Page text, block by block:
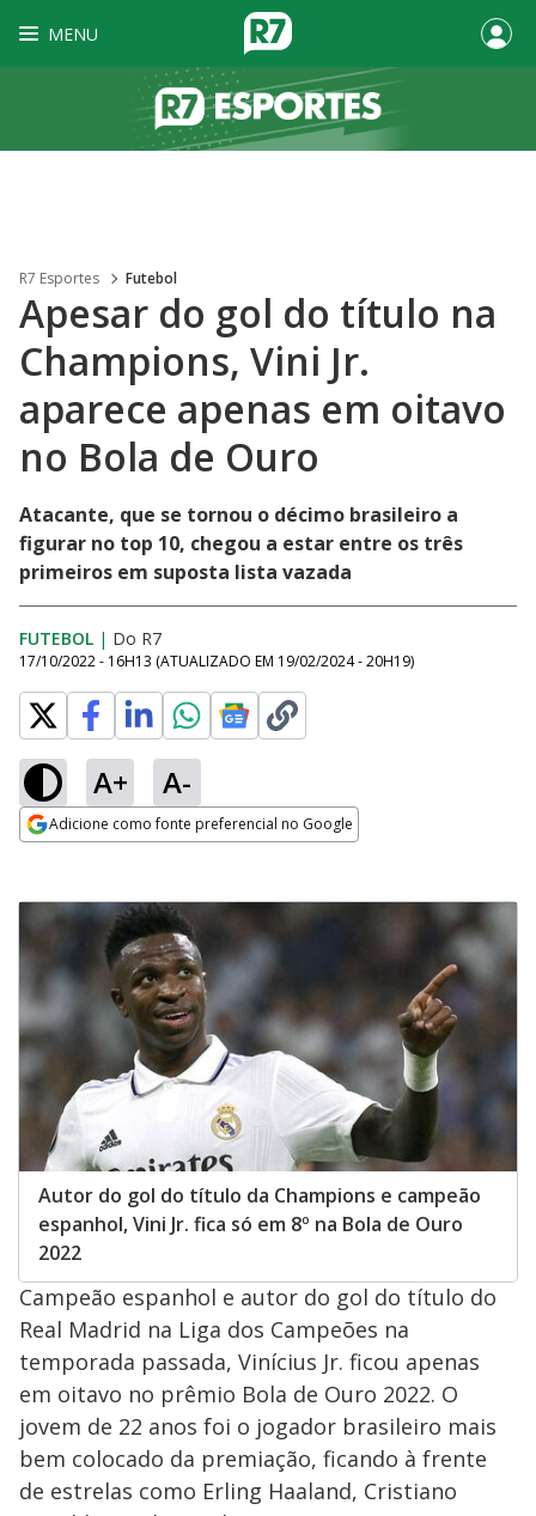
MENU
R7 Esportes Futebol
Apesar do gol do título na
Champions, Vini Jr.
aparece apenas em oitavo
no Bola de Ouro
Atacante, que se tornou o décimo brasileiro a
figurar no top 10, chegou a estar entre os três
primeiros em suposta lista vazada
FUTEBOL | Do R7
17/10/2022 - 16H13 (ATUALIZADO EM 19/02/2024 - 20H19)
A+ A-
Adicione como fonte preferencial no Google
Autor do gol do título da Champions e campeão
espanhol, Vini Jr. fica só em 8º na Bola de Ouro
2022
Campeão espanhol e autor do gol do título do
Real Madrid na Liga dos Campeões na
temporada passada, Vinícius Jr. ficou apenas
em oitavo no prêmio Bola de Ouro 2022. O
jovem de 22 anos foi o jogador brasileiro mais
bem colocado da premiação, ficando à frente
de estrelas como Erling Haaland, Cristiano